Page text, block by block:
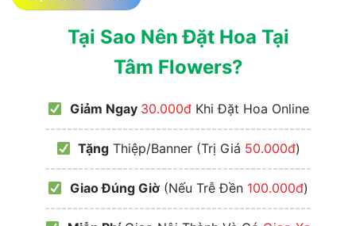
Tại Sao Nên Đặt Hoa Tại
Tâm Flowers?
Giảm Ngay 30.000đKhi Đặt Hoa Online
------------------------------------------------
TặngThiệp/Banner (Trị Giá 50.000đ)
------------------------------------------------
Giao Đúng Giờ (Nếu Trễ Đền 100.000đ)
------------------------------------------------